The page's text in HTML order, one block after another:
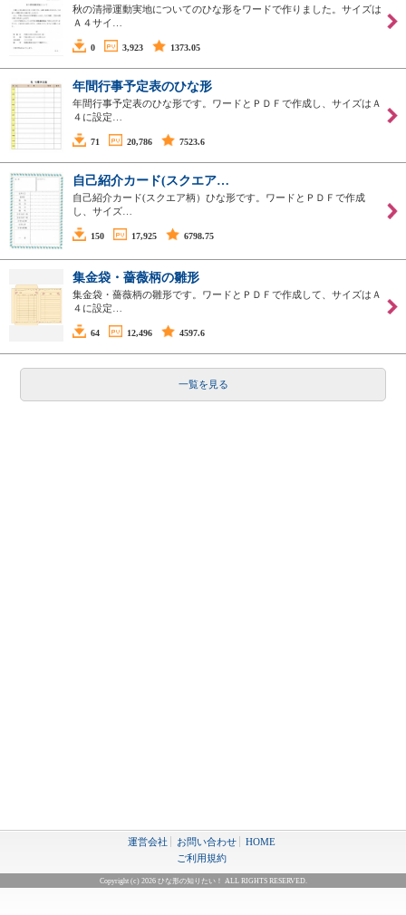
秋の清掃運動実地についてのひな形をワードで作りました。サイズは
Ａ４サイ…
0 3,923 1373.05
年間行事予定表のひな形
年間行事予定表のひな形です。ワードとＰＤＦで作成し、サイズはＡ
４に設定…
71 20,786 7523.6
自己紹介カード(スクエア…
自己紹介カード(スクエア柄）ひな形です。ワードとＰＤＦで作成
し、サイズ…
150 17,925 6798.75
集金袋・薔薇柄の雛形
集金袋・薔薇柄の雛形です。ワードとＰＤＦで作成して、サイズはＡ
４に設定…
64 12,496 4597.6
一覧を見る
運営会社 お問い合わせ
HOME
ご利用規約
Copyright (c) 2026 ひな形の知りたい！ ALL RIGHTS RESERVED.